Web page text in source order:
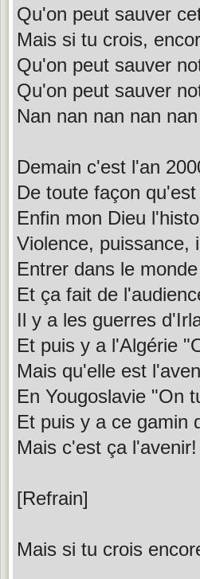
Qu'on peut sauver
Mais si tu crois,
Qu'on peut sauver
Qu'on peut sauver
Nan nan nan nan
Demain c'est l'an
De toute façon
Enfin mon Dieu
Violence, puissance,
Entrer dans le
Et ça fait de
Il y a les guerres
Et puis y a l'Algérie
Mais qu'elle est
En Yougoslavie "On
Et puis y a ce gamin
Mais c'est ça l'avenir!
[Refrain]
Mais si tu crois